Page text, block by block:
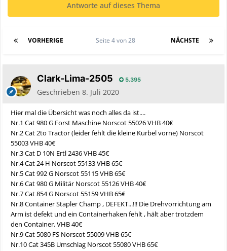
Antworte auf dieses Thema
VORHERIGE NÄCHSTE
Seite 4 von 28
Clark-Lima-2505 5.395
Geschrieben 8. Juli 2020
Hier mal die Übersicht was noch alles da ist....
Nr.1 Cat 980 G Forst Maschine Norscot 55026 VHB 40€
Nr.2 Cat 2to Tractor (leider fehlt die kleine Kurbel vorne) Norscot
55003 VHB 40€
Nr.3 Cat D 10N Ertl 2436 VHB 45€
Nr.4 Cat 24 H Norscot 55133 VHB 65€
Nr.5 Cat 992 G Norscot 55115 VHB 65€
Nr.6 Cat 980 G Militär Norscot 55126 VHB 40€
Nr.7 Cat 854 G Norscot 55159 VHB 65€
Nr.8 Container Stapler Champ , DEFEKT...!!! Die Drehvorrichtung am
Arm ist defekt und ein Containerhaken fehlt , hält aber trotzdem
den Container. VHB 40€
Nr.9 Cat 5080 FS Norscot 55009 VHB 65€
Nr.10 Cat 345B Umschlag Norscot 55080 VHB 65€